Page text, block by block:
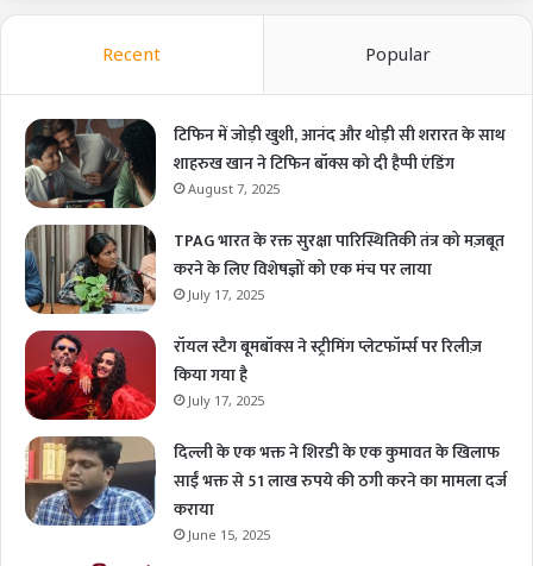
Recent Popular
टिफिन में जोड़ी खुशी, आनंद और थोड़ी सी शरारत के साथ
शाहरुख खान ने टिफिन बॉक्स को दी हैप्पी एंडिंग
August 7, 2025
TPAG भारत के रक्त सुरक्षा पारिस्थितिकी तंत्र को मज़बूत
करने के लिए विशेषज्ञों को एक मंच पर लाया
July 17, 2025
रॉयल स्टैग बूमबॉक्स ने स्ट्रीमिंग प्लेटफॉर्म्स पर रिलीज़
किया गया है
July 17, 2025
दिल्ली के एक भक्त ने शिरडी के एक कुमावत के खिलाफ
साईं भक्त से 51 लाख रुपये की ठगी करने का मामला दर्ज
कराया
June 15, 2025